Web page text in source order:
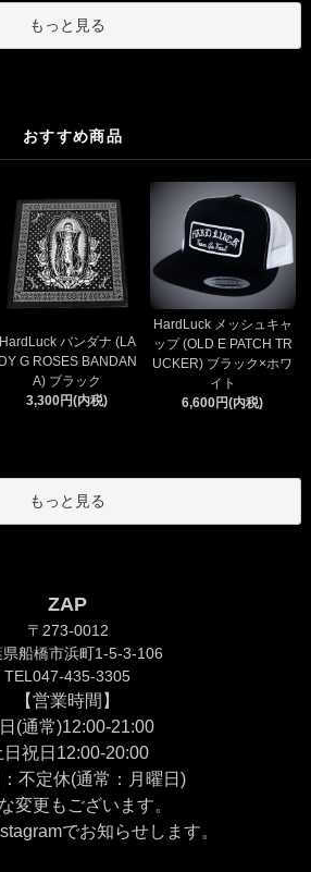
もっと見る
おすすめ商品
HardLuck バンダナ (LA
DY G ROSES BANDAN
A) ブラック
3,300円(内税)
HardLuck メッシュキャ
ップ (OLD E PATCH TR
UCKER) ブラック×ホワ
イト
6,600円(内税)
もっと見る
ZAP
〒273-0012
県船橋市浜町1-5-3-106
TEL047-435-3305
【営業時間】
(通常)12:00-21:00
日祝日12:00-20:00
不定休(通常：月曜日)
変更もございます。
でお知らせします。